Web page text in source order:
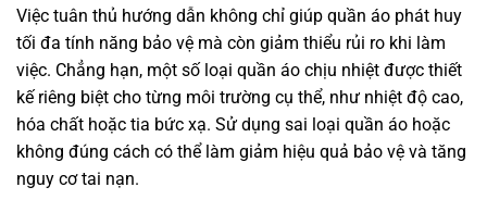
Việc tuân thủ hướng dẫn không chỉ giúp quần áo phát huy
tối đa tính năng bảo vệ mà còn giảm thiểu rủi ro khi làm
việc. Chẳng hạn, một số loại quần áo chịu nhiệt được thiết
kế riêng biệt cho từng môi trường cụ thể, như nhiệt độ cao,
hóa chất hoặc tia bức xạ. Sử dụng sai loại quần áo hoặc
không đúng cách có thể làm giảm hiệu quả bảo vệ và tăng
nguy cơ tai nạn.